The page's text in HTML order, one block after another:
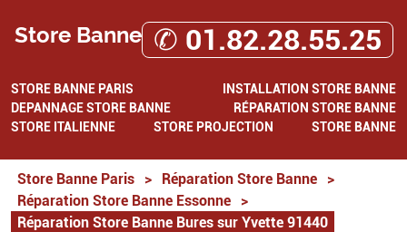
Store Banne ✆ 01.82.28.55.25
STORE BANNE PARIS
INSTALLATION STORE BANNE
DEPANNAGE STORE BANNE
RÉPARATION STORE BANNE
STORE ITALIENNE
STORE PROJECTION STORE BANNE
Store Banne Paris > Réparation Store Banne
>
Réparation Store Banne Essonne
>
Réparation Store Banne Bures sur Yvette 91440